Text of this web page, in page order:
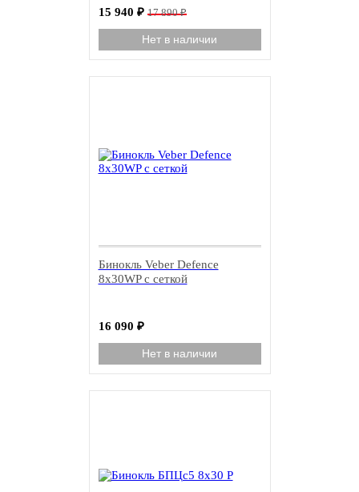
15 940 ₽ 17 890₽
Нет в наличии
Бинокль Veber Defence
8x30WP с сеткой
16 090 ₽
Нет в наличии